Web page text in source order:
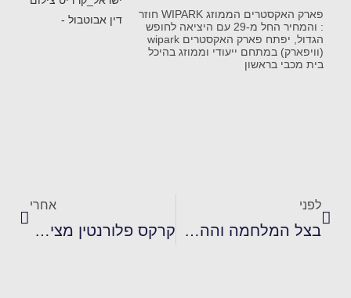
פארק האקסטרים הממוזג WIPARK חוזר
: והמחיר החל מ-29 עם היציאה לחופש
הגדול, יפתח פארק האקסטרים wipark
(וויפארק) במתחם ייעודי וממוזג בהיכל
בית מכבי בראשון
לפני
בצל המלחמה וההסלמה בצפון, יוצא לדרך הקש בדלת 2024, מבצע ההתרמה השנתי
אחרי
קרקס פלורנטין מציג סוכות 2024 Candy Circus